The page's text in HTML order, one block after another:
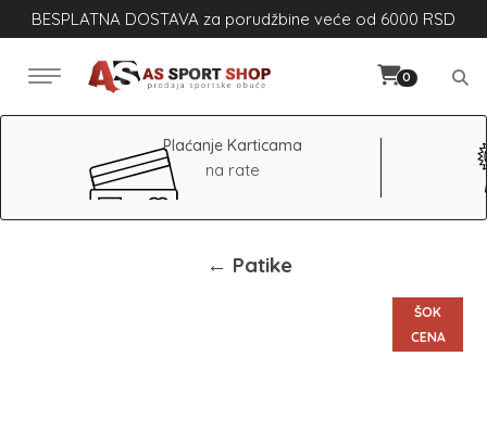
BESPLATNA DOSTAVA za porudžbine veće od 6000 RSD
0
Plaćanje Karticama
na rate
← Patike
ŠOK
CENA